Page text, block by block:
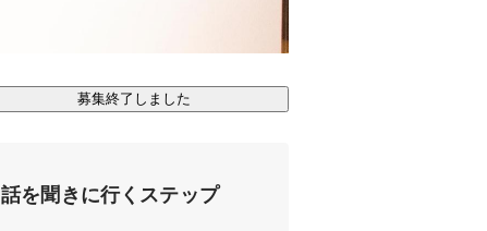
募集終了しました
話を聞きに行くステップ